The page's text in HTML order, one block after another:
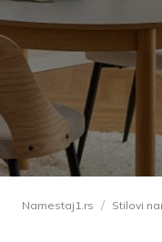
Namestaj1.rs / Stilovi